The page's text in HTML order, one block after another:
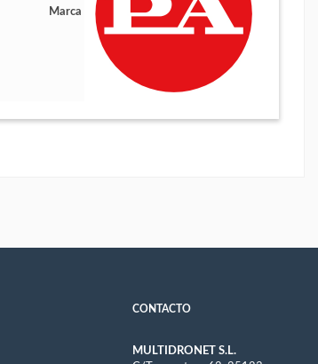
Marca
CONTACTO
MULTIDRONET S.L.